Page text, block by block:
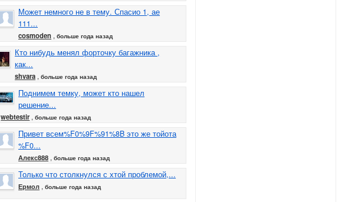
Может немного не в тему. Спасио 1, ае
111...
cosmoden ,больше года назад
Кто нибудь менял форточку багажника ,
как...
shvara ,больше года назад
Поднимем темку, может кто нашел
решение...
webtestir,больше года назад
Привет всем%F0%9F%91%8B это же тойота
%F0...
Алекс888 ,больше года назад
Только что столкнулся с хтой проблемой,...
Ермол ,больше года назад